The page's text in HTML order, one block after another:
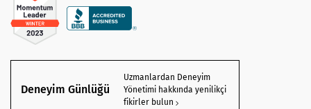
Deneyim Günlüğü
Uzmanlardan Deneyim
Yönetimi hakkında yenilikçi
fikirler bulun